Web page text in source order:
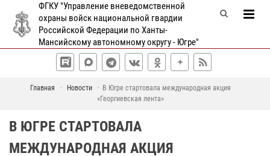
ФГКУ "Управление вневедомственной
охраны войск национальной гвардии
Российской Федерации по Ханты-
Мансийскому автономному округу - Югре"
Главная Новости
В Югре стартовала международная акция
«Георгиевская лента»
В ЮГРЕ СТАРТОВАЛА
МЕЖДУНАРОДНАЯ АКЦИЯ